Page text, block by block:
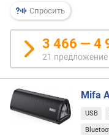
ы
х
к
д
о
р
г
и
м
Спросить
3 466 — 4
21 предложение
Mifa
USB